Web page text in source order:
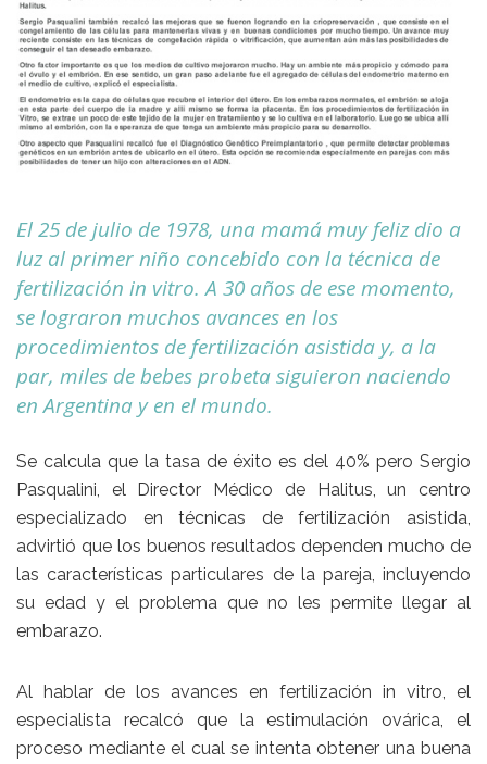
El 25 de julio de 1978, una mamá muy feliz dio a
luz al primer niño concebido con la técnica de
fertilización in vitro. A 30 años de ese momento,
se lograron muchos avances en los
procedimientos de fertilización asistida y, a la
par, miles de bebes probeta siguieron naciendo
en Argentina y en el mundo.
Se calcula que la tasa de éxito es del 40% pero Sergio
Pasqualini, el Director Médico de Halitus, un centro
especializado en técnicas de fertilización asistida,
advirtió que los buenos resultados dependen mucho de
las características particulares de la pareja, incluyendo
su edad y el problema que no les permite llegar al
embarazo.
Al hablar de los avances en fertilización in vitro, el
especialista recalcó que la estimulación ovárica, el
proceso mediante el cual se intenta obtener una buena